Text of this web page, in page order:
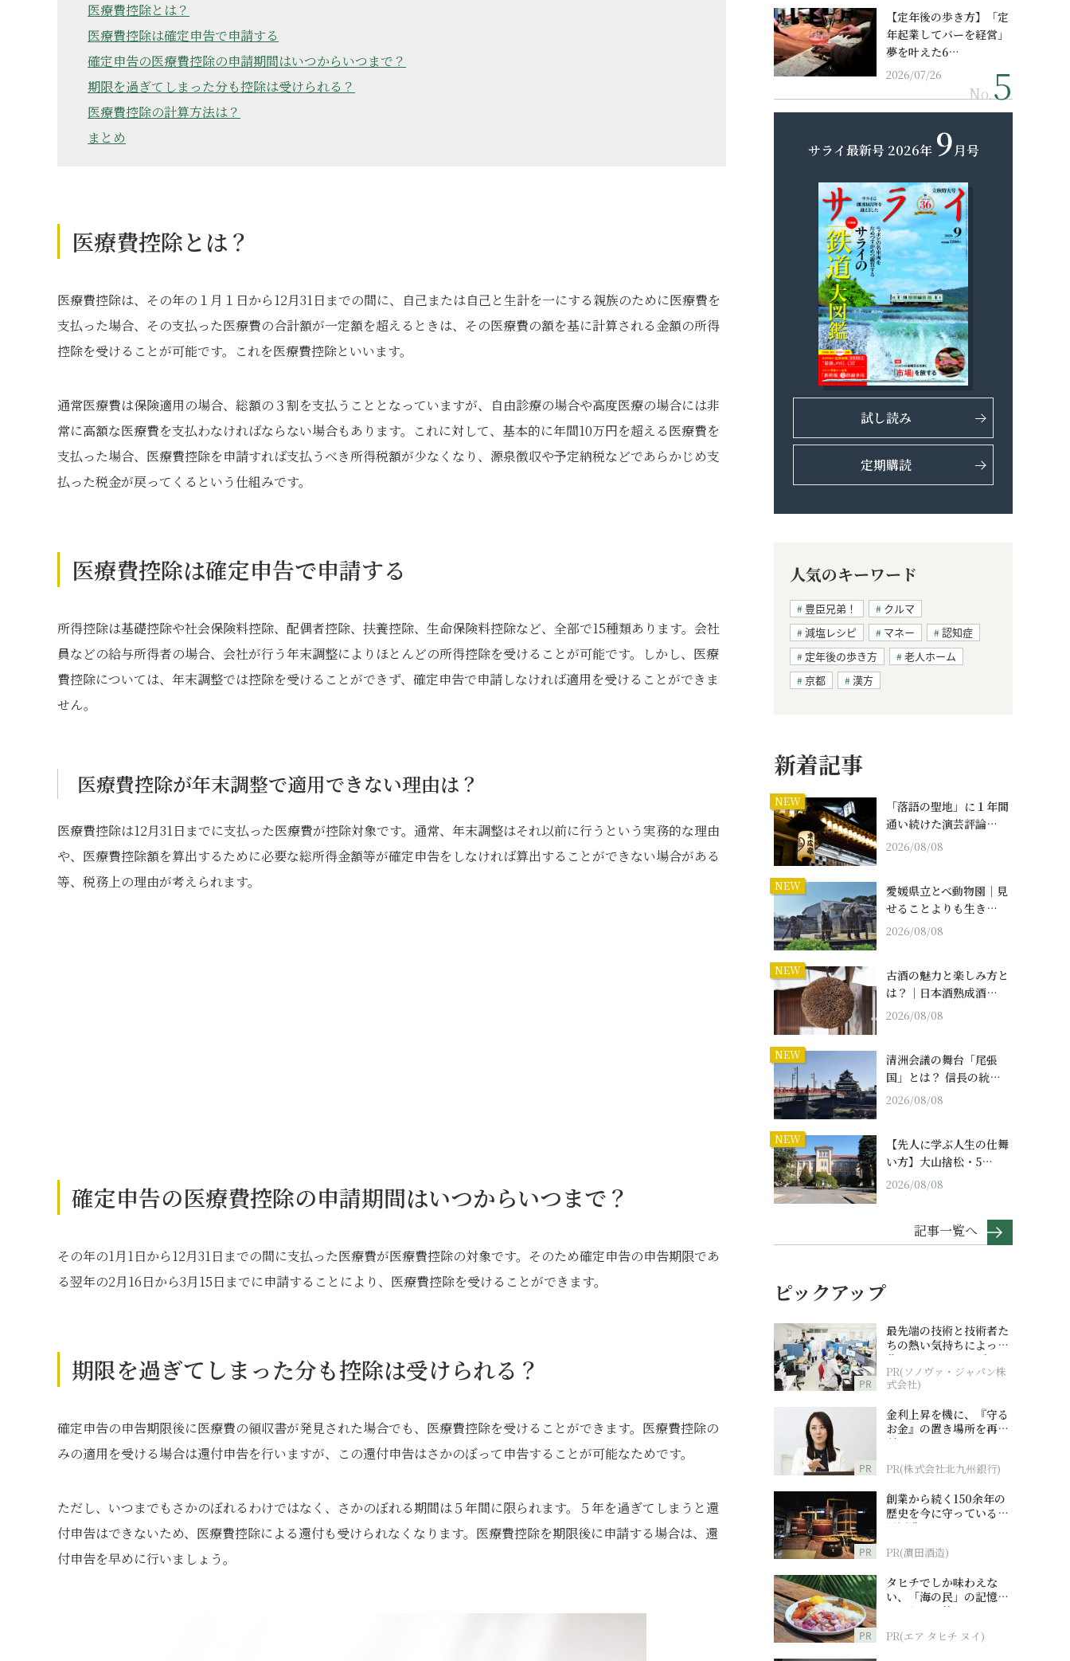
医療費控除とは？
医療費控除は確定申告で申請する
確定申告の医療費控除の申請期間はいつからいつまで？
期限を過ぎてしまった分も控除は受けられる？
医療費控除の計算方法は？
まとめ
医療費控除とは？
医療費控除は、その年の１月１日から12月31日までの間に、自己または自己と生計を一にする親族のために医療費を
支払った場合、その支払った医療費の合計額が一定額を超えるときは、その医療費の額を基に計算される金額の所得
控除を受けることが可能です。これを医療費控除といいます。
通常医療費は保険適用の場合、総額の３割を支払うこととなっていますが、自由診療の場合や高度医療の場合には非
常に高額な医療費を支払わなければならない場合もあります。これに対して、基本的に年間10万円を超える医療費を
支払った場合、医療費控除を申請すれば支払うべき所得税額が少なくなり、源泉徴収や予定納税などであらかじめ支
払った税金が戻ってくるという仕組みです。
医療費控除は確定申告で申請する
所得控除は基礎控除や社会保険料控除、配偶者控除、扶養控除、生命保険料控除など、全部で15種類あります。会社
員などの給与所得者の場合、会社が行う年末調整によりほとんどの所得控除を受けることが可能です。しかし、医療
費控除については、年末調整では控除を受けることができず、確定申告で申請しなければ適用を受けることができま
せん。
医療費控除が年末調整で適用できない理由は？
医療費控除は12月31日までに支払った医療費が控除対象です。通常、年末調整はそれ以前に行うという実務的な理由
や、医療費控除額を算出するために必要な総所得金額等が確定申告をしなければ算出することができない場合がある
等、税務上の理由が考えられます。
確定申告の医療費控除の申請期間はいつからいつまで？
その年の1月1日から12月31日までの間に支払った医療費が医療費控除の対象です。そのため確定申告の申告期限であ
る翌年の2月16日から3月15日までに申請することにより、医療費控除を受けることができます。
期限を過ぎてしまった分も控除は受けられる？
確定申告の申告期限後に医療費の領収書が発見された場合でも、医療費控除を受けることができます。医療費控除の
みの適用を受ける場合は還付申告を行いますが、この還付申告はさかのぼって申告することが可能なためです。
ただし、いつまでもさかのぼれるわけではなく、さかのぼれる期間は５年間に限られます。５年を過ぎてしまうと還
付申告はできないため、医療費控除による還付も受けられなくなります。医療費控除を期限後に申請する場合は、還
付申告を早めに行いましょう。
【定年後の歩き方】「定
年起業してバーを経営」
夢を叶えた6…
2026/07/26
No.
サライ最新号 2026年 9月号
試し読み
定期購読
人気のキーワード
豊臣兄弟！
クルマ
減塩レシピ
マネー
認知症
定年後の歩き方
老人ホーム
京都
漢方
新着記事
NEW
「落語の聖地」に１年間
通い続けた演芸評論…
2026/08/08
NEW
愛媛県立とべ動物園｜見
せることよりも生き…
2026/08/08
NEW
古酒の魅力と楽しみ方と
は？｜日本酒熟成酒…
2026/08/08
NEW
清洲会議の舞台「尾張
国」とは？ 信長の統…
2026/08/08
NEW
【先人に学ぶ人生の仕舞
い方】大山捨松・5…
2026/08/08
記事一覧へ
ピックアップ
PR
最先端の技術と技術者た
ちの熱い気持ちによって
作られているオーダーメ
イド補聴器
PR(ソノヴァ・ジャパン株
式会社)
PR
金利上昇を機に、『守る
お金』の置き場所を再検
討
PR(株式会社北九州銀行)
PR
創業から続く150余年の
歴史を今に守っている濵
田酒造
PR(濵田酒造)
PR
タヒチでしか味わえな
い、「海の民」の記憶へ
とつながる旅
PR(エア タヒチ ヌイ)